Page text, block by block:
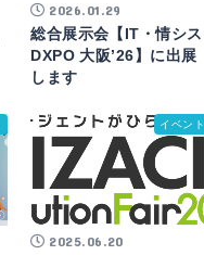
2026.01.29
総合展示会【IT・情シス
DXPO 大阪’26】に出展
します
イベント
2025.06.20